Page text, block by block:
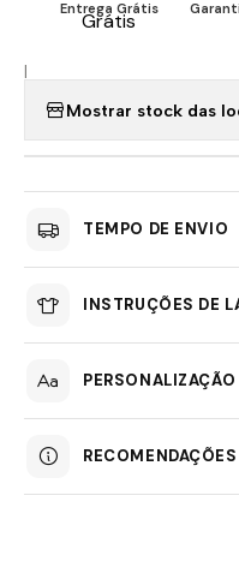
Entrega Grátis
|
Mostrar stock das
TEMPO DE ENVIO
INSTRUÇÕES DE
PERSONALIZAÇÃO
RECOMENDAÇÕES